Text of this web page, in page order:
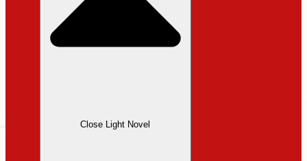
Close Light Novel